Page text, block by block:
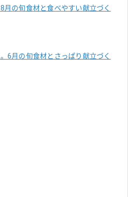
月の旬食材と食べやすい献立づく
6月の旬食材とさっぱり献立づく